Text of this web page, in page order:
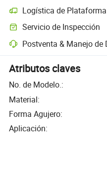
Logística de Plataforma
Servicio de Inspección
Postventa & Manejo de
Atributos claves
No. de Modelo.:
Material:
Forma Agujero:
Aplicación: